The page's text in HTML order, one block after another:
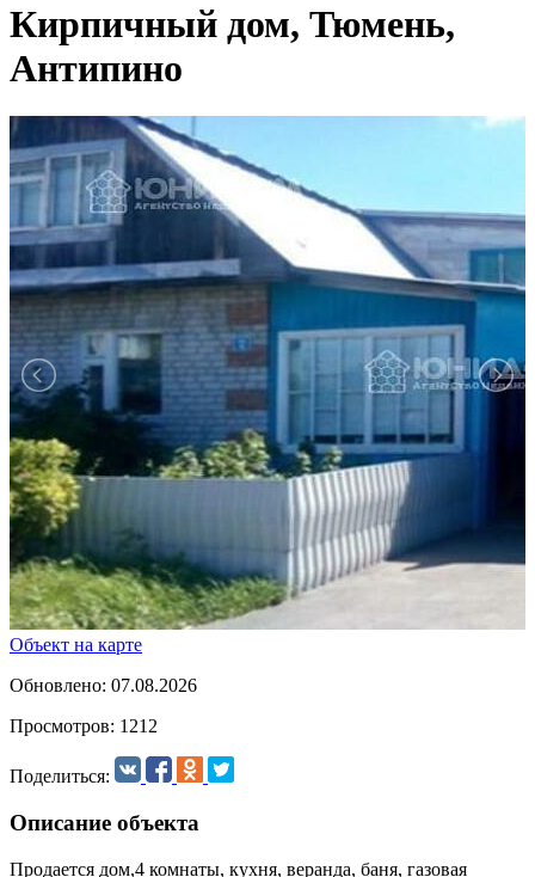
Кирпичный дом, Тюмень,
Антипино
Объект на карте
Обновлено: 07.08.2026
Просмотров: 1212
Поделиться:
Описание объекта
Продается дом,4 комнаты, кухня, веранда, баня, газовая